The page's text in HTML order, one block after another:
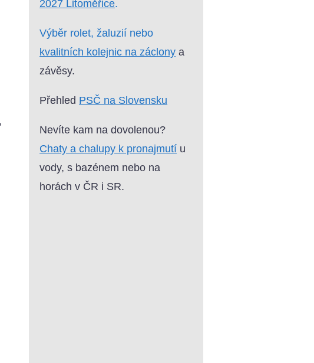
,
2027 Litoměřice.
Výběr rolet, žaluzií nebo
kvalitních kolejnic na záclony a
závěsy.
Přehled PSČ na Slovensku
Nevíte kam na dovolenou?
Chaty a chalupy k pronajmutí u
vody, s bazénem nebo na
horách v ČR i SR.